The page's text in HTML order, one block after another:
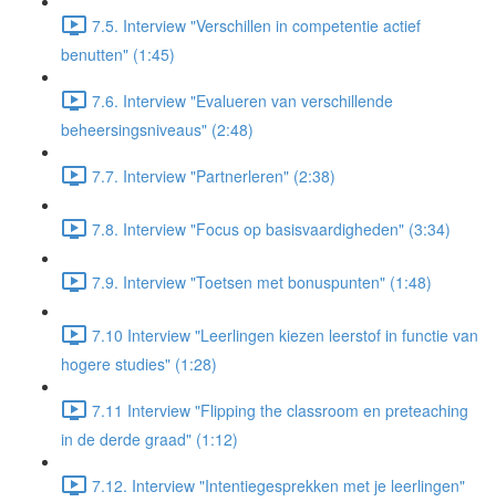
7.5. Interview "Verschillen in competentie actief
benutten" (1:45)
7.6. Interview "Evalueren van verschillende
beheersingsniveaus" (2:48)
7.7. Interview "Partnerleren" (2:38)
7.8. Interview "Focus op basisvaardigheden" (3:34)
7.9. Interview "Toetsen met bonuspunten" (1:48)
7.10 Interview "Leerlingen kiezen leerstof in functie van
hogere studies" (1:28)
7.11 Interview "Flipping the classroom en preteaching
in de derde graad" (1:12)
7.12. Interview "Intentiegesprekken met je leerlingen"